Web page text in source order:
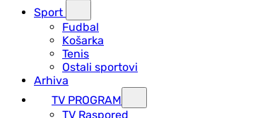
Sport
Fudbal
Košarka
Tenis
Ostali sportovi
Arhiva
TV PROGRAM
ТV Raspored